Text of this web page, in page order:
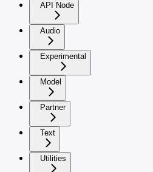
API Node
Audio
Experimental
Model
Partner
Text
Utilities